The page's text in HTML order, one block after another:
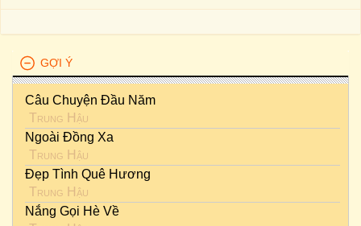
GỢI Ý
Câu Chuyện Đầu Năm
Trung Hậu
Ngoài Đồng Xa
Trung Hậu
Đẹp Tình Quê Hương
Trung Hậu
Nắng Gọi Hè Về